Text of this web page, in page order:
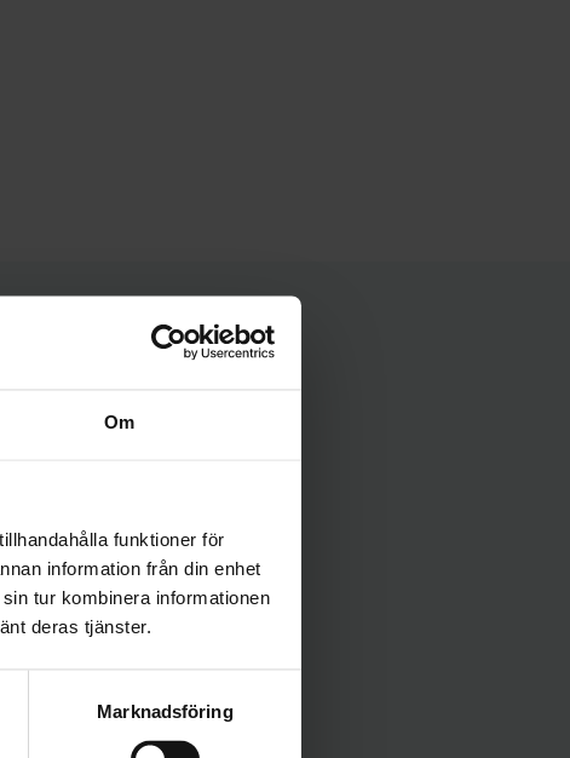
Om
funktioner för
information från din enhet
tur kombinera informationen
deras tjänster.
Marknadsföring
balanserade tanniner.
kryddor.
att